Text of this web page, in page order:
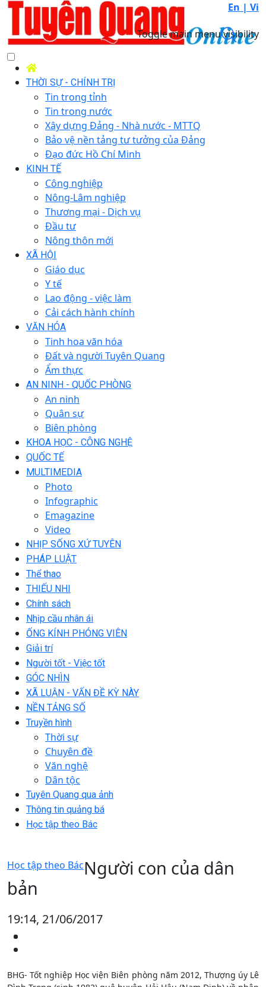
En | Vi
Toggle main menu visibility
THỜI SỰ - CHÍNH TRỊ
Tin trong tỉnh
Tin trong nước
Xây dựng Đảng - Nhà nước - MTTQ
Bảo vệ nền tảng tư tưởng của Đảng
Đạo đức Hồ Chí Minh
KINH TẾ
Công nghiệp
Nông-Lâm nghiệp
Thương mại - Dịch vụ
Đầu tư
Nông thôn mới
XÃ HỘI
Giáo dục
Y tế
Lao động - việc làm
Cải cách hành chính
VĂN HÓA
Tinh hoa văn hóa
Đất và người Tuyên Quang
Ẩm thực
AN NINH - QUỐC PHÒNG
An ninh
Quân sự
Biên phòng
KHOA HỌC - CÔNG NGHỆ
QUỐC TẾ
MULTIMEDIA
Photo
Infographic
Emagazine
Video
NHỊP SỐNG XỨ TUYÊN
PHÁP LUẬT
Thể thao
THIẾU NHI
Chính sách
Nhịp cầu nhân ái
ỐNG KÍNH PHÓNG VIÊN
Giải trí
Người tốt - Việc tốt
GÓC NHÌN
XÃ LUẬN - VẤN ĐỀ KỲ NÀY
NỀN TẢNG SỐ
Truyền hình
Thời sự
Chuyên đề
Văn nghệ
Dân tộc
Tuyên Quang qua ảnh
Thông tin quảng bá
Học tập theo Bác
Học tập theo BácNgười con của dân
bản
19:14, 21/06/2017
BHG- Tốt nghiệp Học viện Biên phòng năm 2012, Thượng úy Lê